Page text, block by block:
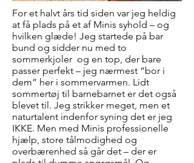
For et halvt års tid siden var jeg heldig
at få plads på et af Minis syhold – og
hvilken glæde! Jeg startede på bar
bund og sidder nu med to
sommerkjoler og en top, der bare
passer perfekt – jeg nærmest “bor i
dem” her i sommervarmen. Lidt
sommertøj til barnebarnet er det også
blevet til. Jeg strikker meget, men et
naturtalent indenfor syning det er jeg
IKKE. Men med Minis professionelle
hjælp, store tålmodighed og
overbærenhed så går det – der er